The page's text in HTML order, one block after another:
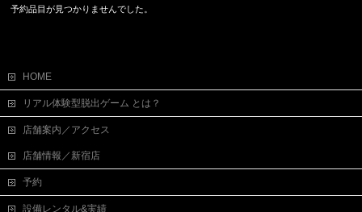
予約品目が見つかりませんでした。
HOME
リアル体験型脱出ゲーム とは？
店舗案内／アクセス
店舗情報／新宿店
予約
設備レンタル&実績